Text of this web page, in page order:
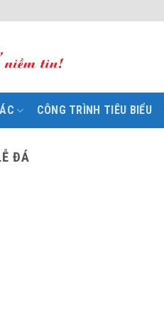
CÔNG TRÌNH TIÊU BIỂU
ĐÁ